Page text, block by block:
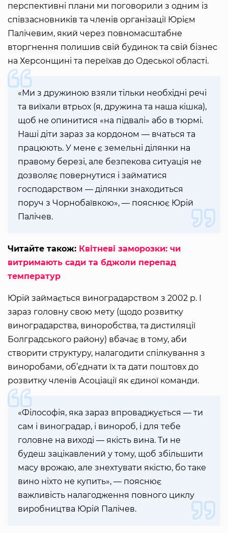
перспективні плани ми поговорили з одним із
співзасновників та членів організації Юрієм
Палічевим, який через повномасштабне
вторгнення полишив свій будинок та свій бізнес
на Херсонщині та переїхав до Одеської області.
«Ми з дружиною взяли тільки необхідні речі
та виїхали втрьох (я, дружина та наша кішка),
щоб не опинитися «на підвалі» або в тюрмі.
Наші діти зараз за кордоном — вчаться та
працюють. У мене є земельні ділянки на
правому березі, але безпекова ситуація не
дозволяє повернутися і займатися
господарством — ділянки знаходиться
поруч з Чорнобаївкою», — пояснює Юрій
Палічев.
Читайте також: Квітневі заморозки: чи
витримають сади та бджоли перепад
температур
Юрій займається виноградарством з 2002 р. І
зараз головну свою мету (щодо розвитку
виноградарства, виноробства, та дистиляції
Болградського району) вбачає в тому, аби
створити структуру, налагодити спілкування з
виноробами, об’єднати їх та дати поштовх до
розвитку членів Асоціації як єдиної команди.
«Філософія, яка зараз впроваджується — ти
сам і виноградар, і винороб, і для тебе
головне на виході — якість вина. Ти не
будеш зацікавлений у тому, щоб збільшити
масу врожаю, але знехтувати якістю, бо таке
вино ніхто не купить», — пояснює
важливість налагодження повного циклу
виробництва Юрій Палічев.